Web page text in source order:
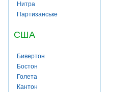
Нитра
Партизанське
США
Бивертон
Бостон
Голета
Кантон